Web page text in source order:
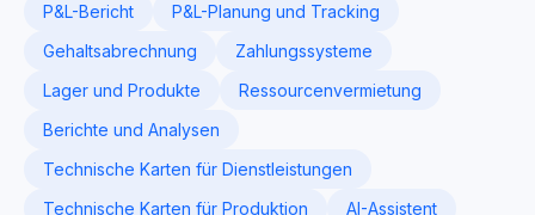
P&L-Bericht
P&L-Planung und Tracking
Gehaltsabrechnung
Zahlungssysteme
Lager und Produkte
Ressourcenvermietung
Berichte und Analysen
Technische Karten für Dienstleistungen
Technische Karten für Produktion
AI-Assistent